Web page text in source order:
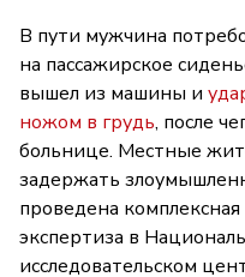
В пути мужчина
на пассажирское
вышел из машины и
ножом в грудь, после
больнице. Местные
задержать
проведена
экспертиза в
исследовательском